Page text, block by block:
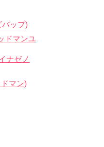
ップ)
ドマンユ
ナゼノ
マン)